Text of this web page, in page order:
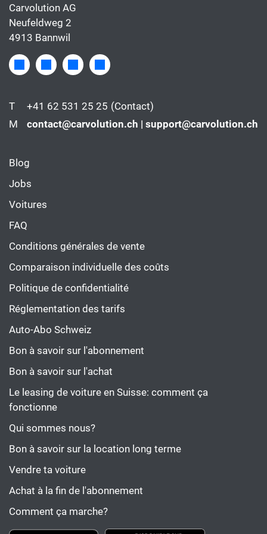
Carvolution AG
Neufeldweg 2
4913 Bannwil
T +41 62 531 25 25 (Contact)
M
contact@carvolution.ch | support@carvolution.ch
Blog
Jobs
Voitures
FAQ
Conditions générales de vente
Comparaison individuelle des coûts
Politique de confidentialité
Réglementation des tarifs
Auto-Abo Schweiz
Bon à savoir sur l'abonnement
Bon à savoir sur l'achat
Le leasing de voiture en Suisse: comment ça
fonctionne
Qui sommes nous?
Bon à savoir sur la location long terme
Vendre ta voiture
Achat à la fin de l'abonnement
Comment ça marche?